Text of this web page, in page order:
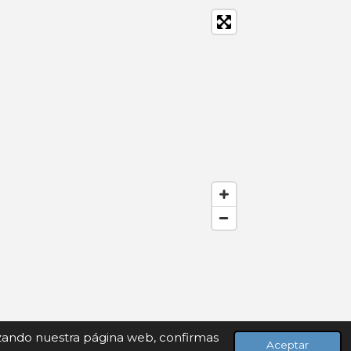
nuestra página web, confirmas
Aceptar